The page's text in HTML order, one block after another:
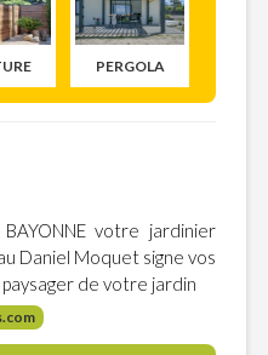
PERGOLA
votre jardinier
Daniel Moquet signe vos
de votre jardin